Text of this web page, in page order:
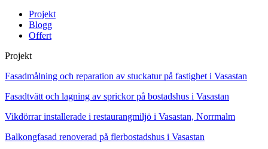
Projekt
Blogg
Offert
Projekt
Fasadmålning och reparation av stuckatur på fastighet i Vasastan
Fasadtvätt och lagning av sprickor på bostadshus i Vasastan
Vikdörrar installerade i restaurangmiljö i Vasastan, Norrmalm
Balkongfasad renoverad på flerbostadshus i Vasastan